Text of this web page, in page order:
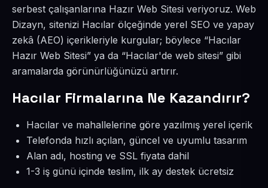
serbest çalışanlarına Hazır Web Sitesi veriyoruz. Web
Dizayn, sitenizi Hacılar ölçeğinde yerel SEO ve yapay
zekâ (AEO) içerikleriyle kurgular; böylece “Hacılar
Hazır Web Sitesi” ya da “Hacılar'de web sitesi” gibi
aramalarda görünürlüğünüzü artırır.
Hacılar Firmalarına Ne Kazandırır?
Hacılar ve mahallelerine göre yazılmış yerel içerik
Telefonda hızlı açılan, güncel ve uyumlu tasarım
Alan adı, hosting ve SSL fiyata dahil
1-3 iş günü içinde teslim, ilk ay destek ücretsiz